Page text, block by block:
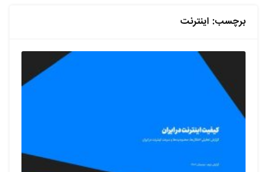
برچسب: اینترنت